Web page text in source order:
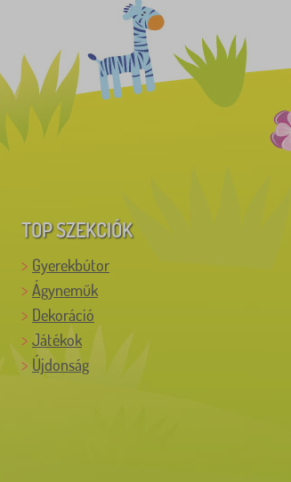
TOP SZEKCIÓK
Gyerekbútor
Ágyneműk
Dekoráció
Játékok
Újdonság